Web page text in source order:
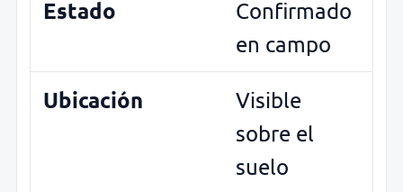
Estado
Confirmado
en campo
Ubicación
Visible
sobre el
suelo